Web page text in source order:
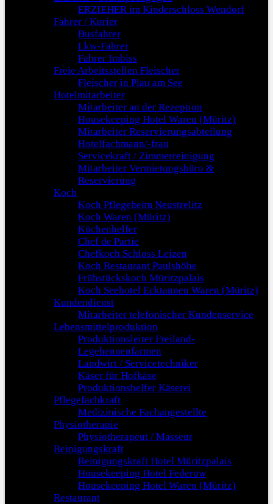
ERZIEHER im Kinderschloss Wendorf
Fahrer / Kurier
Busfahrer
Lkw-Fahrer
Fahrer Imbiss
Freie Arbeitsstellen Fleischer
Fleischer in Plau am See
Hotelmitarbeiter
Mitarbeiter an der Rezeption
Housekeeping Hotel Waren (Müritz)
Mitarbeiter Reservierungsabteilung
Hotelfachmann/-frau
Servicekraft / Zimmerreinigung
Mitarbeiter Vermietungsbüro &
Reservierung
Koch
Koch Pflegeheim Neustrelitz
Koch Waren (Müritz)
Küchenhelfer
Chef de Partie
Chefkoch Schloss Leizen
Koch Restaurant Paulshöhe
Frühstückskoch Müritzpalais
Koch Seehotel Ecktannen Waren (Müritz)
Kundendienst
Mitarbeiter telefonischer Kundenservice
Lebensmittelproduktion
Produktionsleiter Freiland-
Legehennenfarmen
Landwirt / Servicetechniker
Käser für Hofkäse
Produktionshelfer Käserei
Pflegefachkraft
Medizinische Fachangestellte
Physiotherapie
Physiotherapeut / Masseur
Reinigungskraft
Reinigungskraft Hotel Müritzpalais
Housekeeping Hotel Federow
Housekeeping Hotel Waren (Müritz)
Restaurant